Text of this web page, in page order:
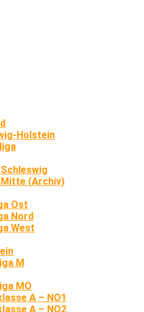
Holstein
(Archiv)
Ost
Nord
West
M
MO
A – NO1
A – NO2